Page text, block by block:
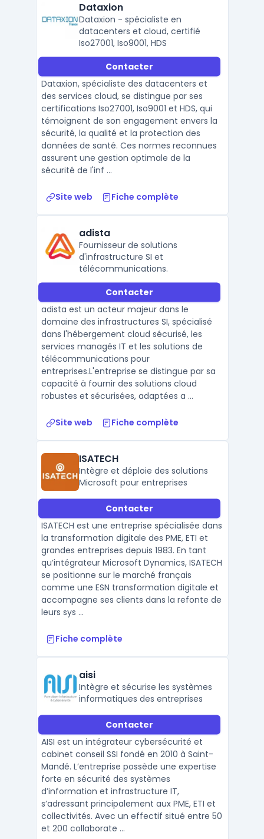
Dataxion
Dataxion - spécialiste en
datacenters et cloud, certifié
Iso27001, Iso9001, HDS
Contacter
Dataxion, spécialiste des datacenters et
des services cloud, se distingue par ses
certifications Iso27001, Iso9001 et HDS, qui
témoignent de son engagement envers la
sécurité, la qualité et la protection des
données de santé. Ces normes reconnues
assurent une gestion optimale de la
sécurité de l'inf ...
Site web Fiche complète
adista
Fournisseur de solutions
d'infrastructure SI et
télécommunications.
Contacter
adista est un acteur majeur dans le
domaine des infrastructures SI, spécialisé
dans l'hébergement cloud sécurisé, les
services managés IT et les solutions de
télécommunications pour
entreprises.L'entreprise se distingue par sa
capacité à fournir des solutions cloud
robustes et sécurisées, adaptées a ...
Site web Fiche complète
ISATECH
Intègre et déploie des solutions
Microsoft pour entreprises
Contacter
ISATECH est une entreprise spécialisée dans
la transformation digitale des PME, ETI et
grandes entreprises depuis 1983. En tant
qu’intégrateur Microsoft Dynamics, ISATECH
se positionne sur le marché français
comme une ESN transformation digitale et
accompagne ses clients dans la refonte de
leurs sys ...
Fiche complète
aisi
Intègre et sécurise les systèmes
informatiques des entreprises
Contacter
AISI est un intégrateur cybersécurité et
cabinet conseil SSI fondé en 2010 à Saint-
Mandé. L’entreprise possède une expertise
forte en sécurité des systèmes
d’information et infrastructure IT,
s’adressant principalement aux PME, ETI et
collectivités. Avec un effectif situé entre 50
et 200 collaborate ...